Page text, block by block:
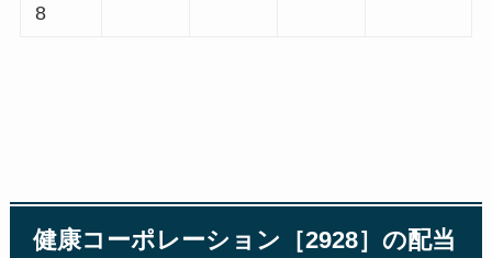
8
健康コーポレーション［2928］の配当